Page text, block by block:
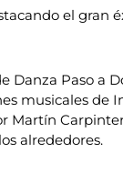
el gran
Paso a
musicales de
Martín
alrededores.